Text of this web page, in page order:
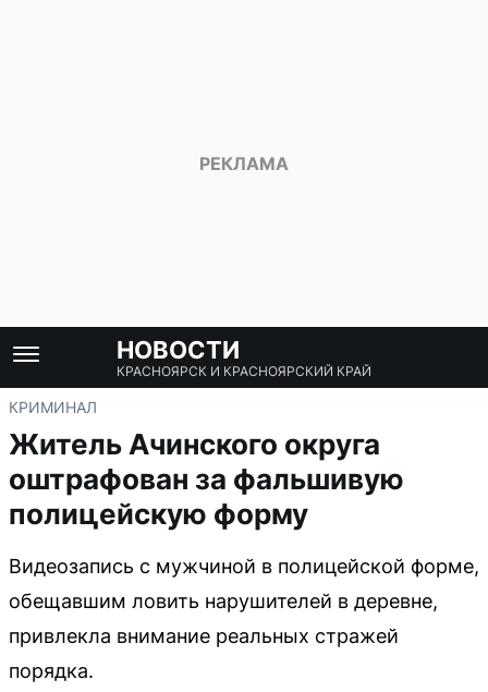
НОВОСТИ
КРАСНОЯРСК И КРАСНОЯРСКИЙ КРАЙ
КРИМИНАЛ
Житель Ачинского округа
оштрафован за фальшивую
полицейскую форму
Видеозапись с мужчиной в полицейской форме,
обещавшим ловить нарушителей в деревне,
привлекла внимание реальных стражей
порядка.